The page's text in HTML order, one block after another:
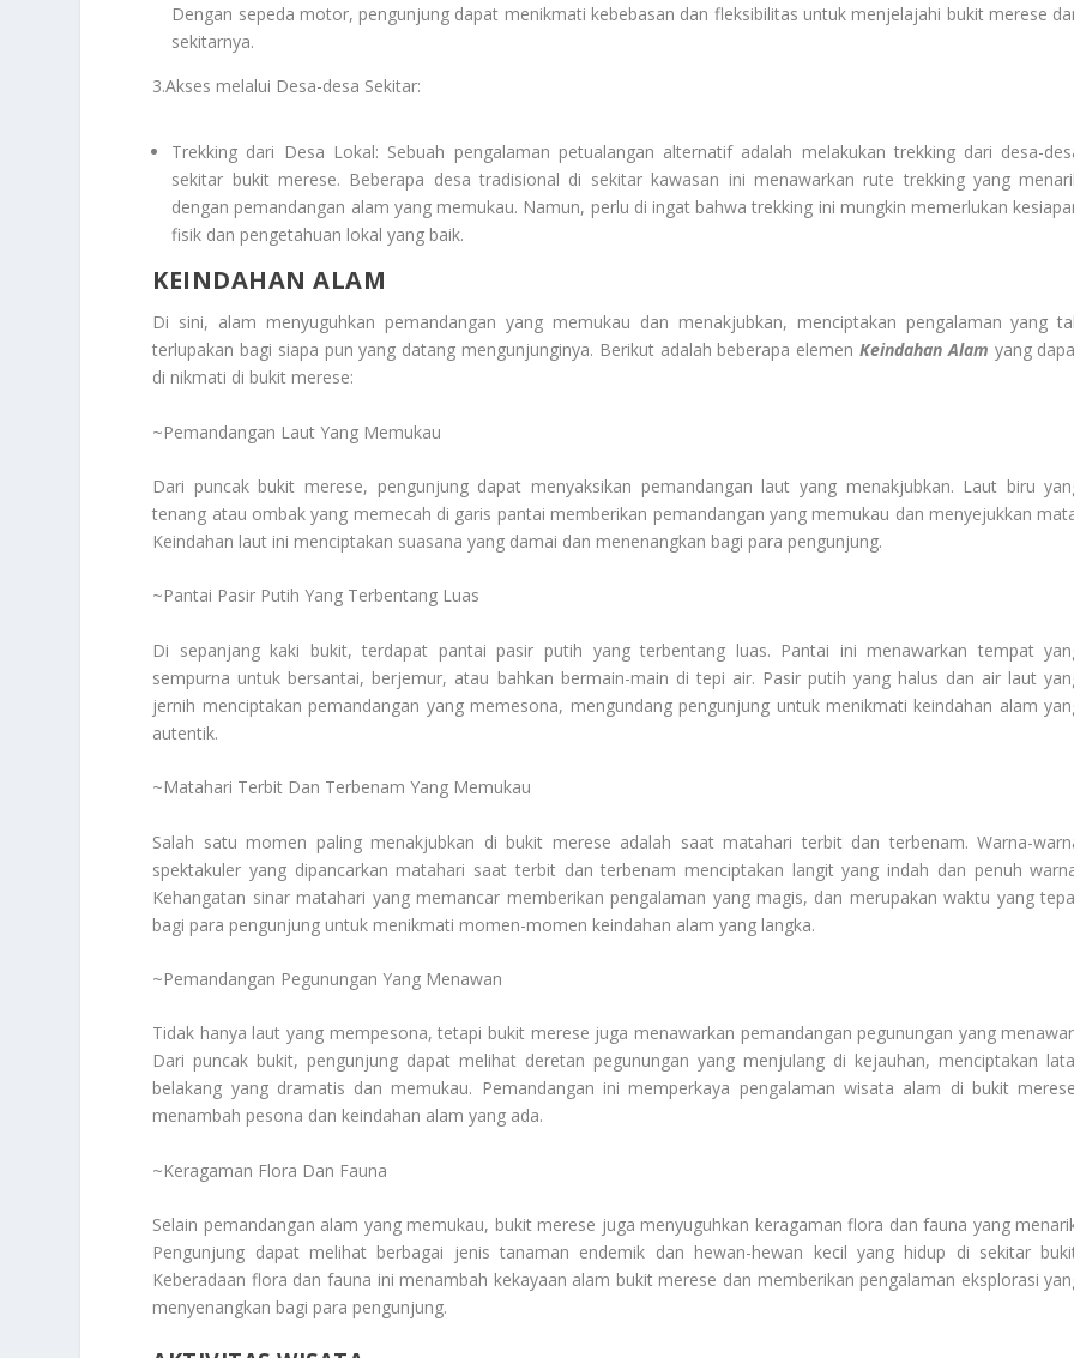
Dengan sepeda motor, pengunjung dapat menikmati kebebasan dan fleksibilitas untuk menjelajahi bukit merese
sekitarnya.
3.Akses melalui Desa-desa Sekitar:
Trekking dari Desa Lokal: Sebuah pengalaman petualangan alternatif adalah melakukan trekking dari desa-
sekitar bukit merese. Beberapa desa tradisional di sekitar kawasan ini menawarkan rute trekking yang
dengan pemandangan alam yang memukau. Namun, perlu di ingat bahwa trekking ini mungkin memerlukan
fisik dan pengetahuan lokal yang baik.
KEINDAHAN ALAM
Di sini, alam menyuguhkan pemandangan yang memukau dan menakjubkan, menciptakan pengalaman yang
terlupakan bagi siapa pun yang datang mengunjunginya. Berikut adalah beberapa elemen Keindahan Alam yang
di nikmati di bukit merese:
~Pemandangan Laut Yang Memukau
Dari puncak bukit merese, pengunjung dapat menyaksikan pemandangan laut yang menakjubkan. Laut biru
tenang atau ombak yang memecah di garis pantai memberikan pemandangan yang memukau dan menyejukkan
Keindahan laut ini menciptakan suasana yang damai dan menenangkan bagi para pengunjung.
~Pantai Pasir Putih Yang Terbentang Luas
Di sepanjang kaki bukit, terdapat pantai pasir putih yang terbentang luas. Pantai ini menawarkan tempat
sempurna untuk bersantai, berjemur, atau bahkan bermain-main di tepi air. Pasir putih yang halus dan air laut
jernih menciptakan pemandangan yang memesona, mengundang pengunjung untuk menikmati keindahan alam
autentik.
~Matahari Terbit Dan Terbenam Yang Memukau
Salah satu momen paling menakjubkan di bukit merese adalah saat matahari terbit dan terbenam. Warna-
spektakuler yang dipancarkan matahari saat terbit dan terbenam menciptakan langit yang indah dan penuh
Kehangatan sinar matahari yang memancar memberikan pengalaman yang magis, dan merupakan waktu yang
bagi para pengunjung untuk menikmati momen-momen keindahan alam yang langka.
~Pemandangan Pegunungan Yang Menawan
Tidak hanya laut yang mempesona, tetapi bukit merese juga menawarkan pemandangan pegunungan yang
Dari puncak bukit, pengunjung dapat melihat deretan pegunungan yang menjulang di kejauhan, menciptakan
belakang yang dramatis dan memukau. Pemandangan ini memperkaya pengalaman wisata alam di bukit
menambah pesona dan keindahan alam yang ada.
~Keragaman Flora Dan Fauna
Selain pemandangan alam yang memukau, bukit merese juga menyuguhkan keragaman flora dan fauna yang
Pengunjung dapat melihat berbagai jenis tanaman endemik dan hewan-hewan kecil yang hidup di sekitar
Keberadaan flora dan fauna ini menambah kekayaan alam bukit merese dan memberikan pengalaman eksplorasi
menyenangkan bagi para pengunjung.